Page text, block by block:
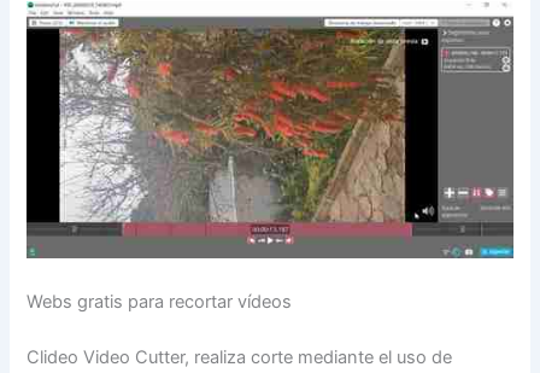
Webs gratis para recortar vídeos
Clideo Video Cutter, realiza corte mediante el uso de